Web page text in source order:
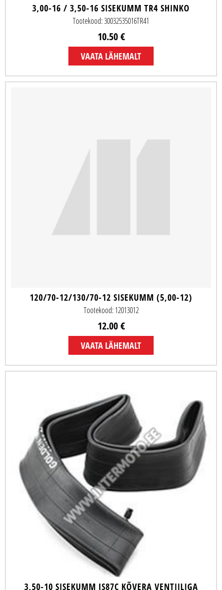
3,00-16 / 3,50-16 SISEKUMM TR4 SHINKO
Tootekood: 30032535016TR41
10.50 €
VAATA LÄHEMALT
120/70-12/130/70-12 SISEKUMM (5,00-12)
Tootekood: 12013012
12.00 €
VAATA LÄHEMALT
3,50-10 SISEKUMM JS87C KÕVERA VENTIILIGA